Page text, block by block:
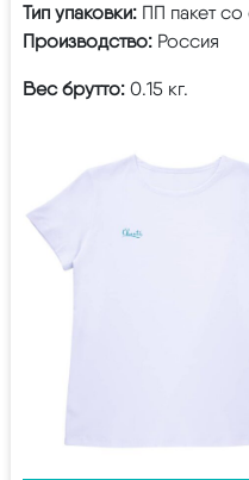
Тип упаковки: ПП пакет со
Производство: Россия
Вес брутто: 0.15 кг.